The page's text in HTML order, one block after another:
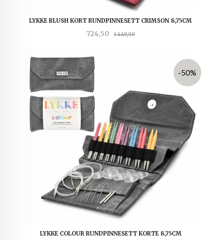
LYKKE BLUSH KORT RUNDPINNESETT CRIMSON 8,75CM
Tilbud
724,50 1 449,00Rabatt
LYKKE COLOUR RUNDPINNESETT KORTE 8,75CM
-50%